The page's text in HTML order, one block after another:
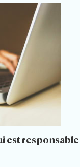
est responsable